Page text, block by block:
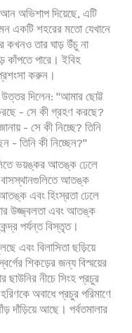
অভিশাপ দিয়েছে, এটি
একটি শহরের মতো যেখানে
তার ঘাড় উঁচু না
কাঁপতে পারে। ইবিহ
করুন।
উত্তর দিলেন: "আমার ছোট্ট
- সে কী গ্রহণ করছে?
- সে কী নিচ্ছে? তিনি
- তিনি কী নিচ্ছেন?"
ভয়ঙ্কর আতঙ্ক ঢেলে
বাসস্থানগুলিতে আতঙ্ক
এবং হিংস্রতা ঢেলে
উজ্জ্বলতা এবং আতঙ্ক
পর্যন্ত বিস্তৃত।
এবং বিলাসিতা ছড়িয়ে
শিকড়ের জন্য বিস্ময়ের
নীচে সিংহ প্রচুর
অবাধে প্রচুর পরিমাণে
দাঁড়িয়ে আছে। পর্বতমালার